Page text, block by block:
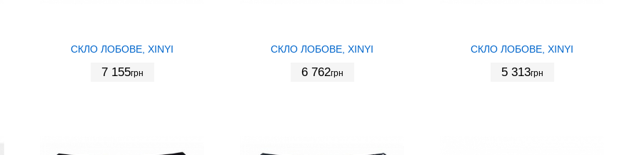
СКЛО ЛОБОВЕ, XINYI
7 155грн
СКЛО ЛОБОВЕ, XINYI
6 762грн
СКЛО ЛОБОВЕ, XINYI
5 313грн